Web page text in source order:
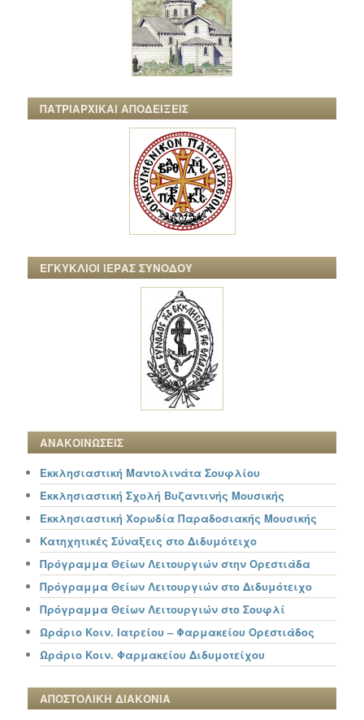
ΠΑΤΡΙΑΡΧΙΚΑΙ ΑΠΟΔΕΙΞΕΙΣ
ΕΓΚΥΚΛΙΟΙ ΙΕΡΑΣ ΣΥΝΟΔΟΥ
ΑΝΑΚΟΙΝΩΣΕΙΣ
Εκκλησιαστική Μαντολινάτα Σουφλίου
Εκκλησιαστική Σχολή Βυζαντινής Μουσικής
Εκκλησιαστική Χορωδία Παραδοσιακής Μουσικής
Κατηχητικές Σύναξεις στο Διδυμότειχο
Πρόγραμμα Θείων Λειτουργιών στην Ορεστιάδα
Πρόγραμμα Θείων Λειτουργιών στο Διδυμότειχο
Πρόγραμμα Θείων Λειτουργιών στο Σουφλί
Ωράριο Κοιν. Ιατρείου – Φαρμακείου Ορεστιάδος
Ωράριο Κοιν. Φαρμακείου Διδυμοτείχου
ΑΠΟΣΤΟΛΙΚΗ ΔΙΑΚΟΝΙΑ